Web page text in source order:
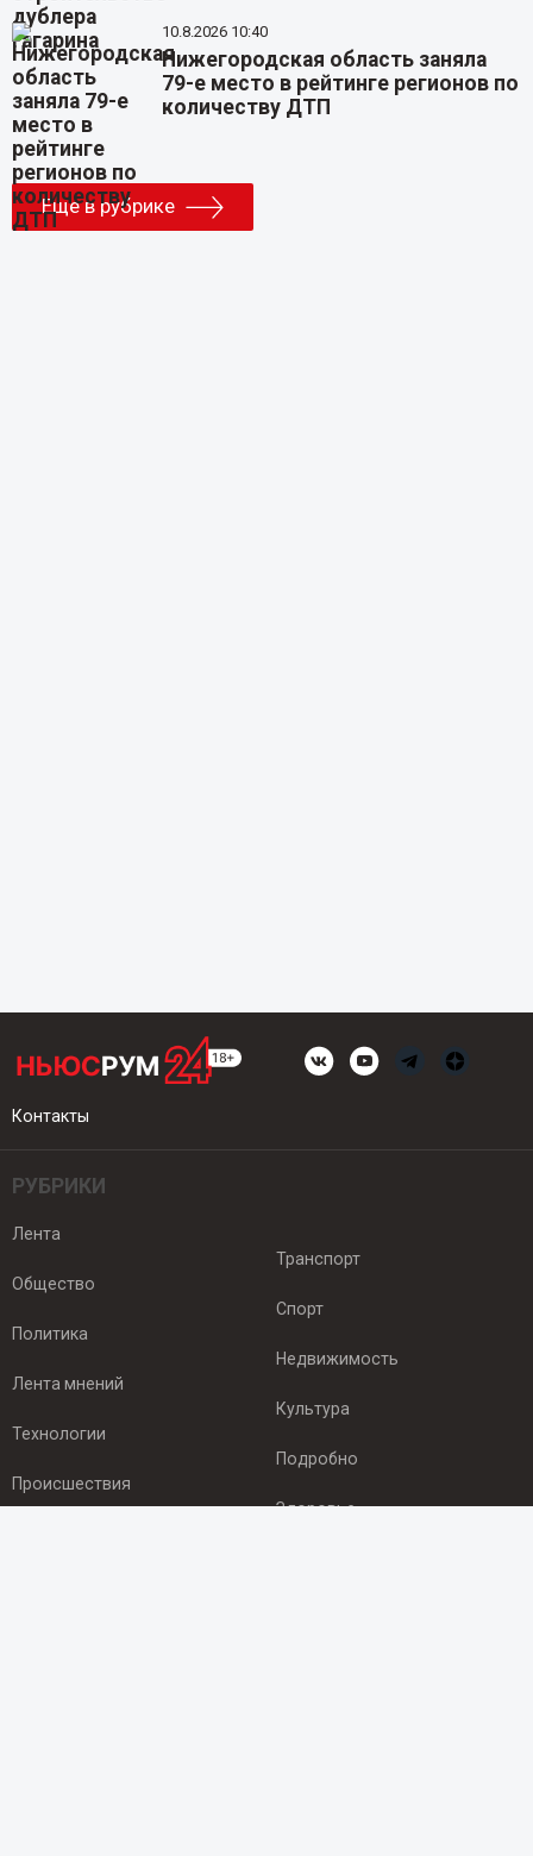
10.8.2026 10:40
Нижегородская область заняла
79-е место в рейтинге регионов по
количеству ДТП
Еще в рубрике
Контакты
РУБРИКИ
Лента
Общество
Политика
Лента мнений
Технологии
Происшествия
Транспорт
Спорт
Недвижимость
Культура
Подробно
Здоровье